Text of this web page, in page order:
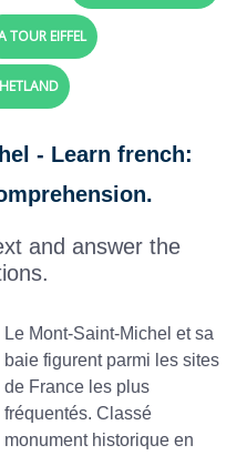
TOUR EIFFEL
- Learn french:
and answer the
Le Mont-Saint-Michel et sa
baie figurent parmi les sites
de France les plus
fréquentés. Classé
monument historique en